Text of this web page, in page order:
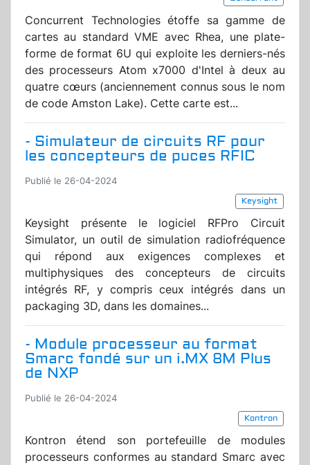
Concurrent Technologies étoffe sa gamme de
cartes au standard VME avec Rhea, une plate-
forme de format 6U qui exploite les derniers-nés
des processeurs Atom x7000 d'Intel à deux au
quatre cœurs (anciennement connus sous le nom
de code Amston Lake). Cette carte est...
- Simulateur de circuits RF pour
les concepteurs de puces RFIC
Publié le 26-04-2024
Keysight
Keysight présente le logiciel RFPro Circuit
Simulator, un outil de simulation radiofréquence
qui répond aux exigences complexes et
multiphysiques des concepteurs de circuits
intégrés RF, y compris ceux intégrés dans un
packaging 3D, dans les domaines...
- Module processeur au format
Smarc fondé sur un i.MX 8M Plus
de NXP
Publié le 26-04-2024
Kontron
Kontron étend son portefeuille de modules
processeurs conformes au standard Smarc avec